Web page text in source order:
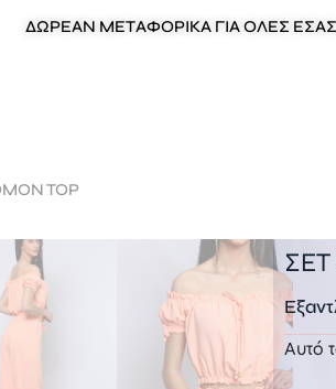
ΔΩΡΕΑΝ ΜΕΤΑΦΟΡΙΚΑ ΓΙΑ ΟΛΕΣ ΕΣΑΣ
TOP
ΣΕΤ
Αυτό